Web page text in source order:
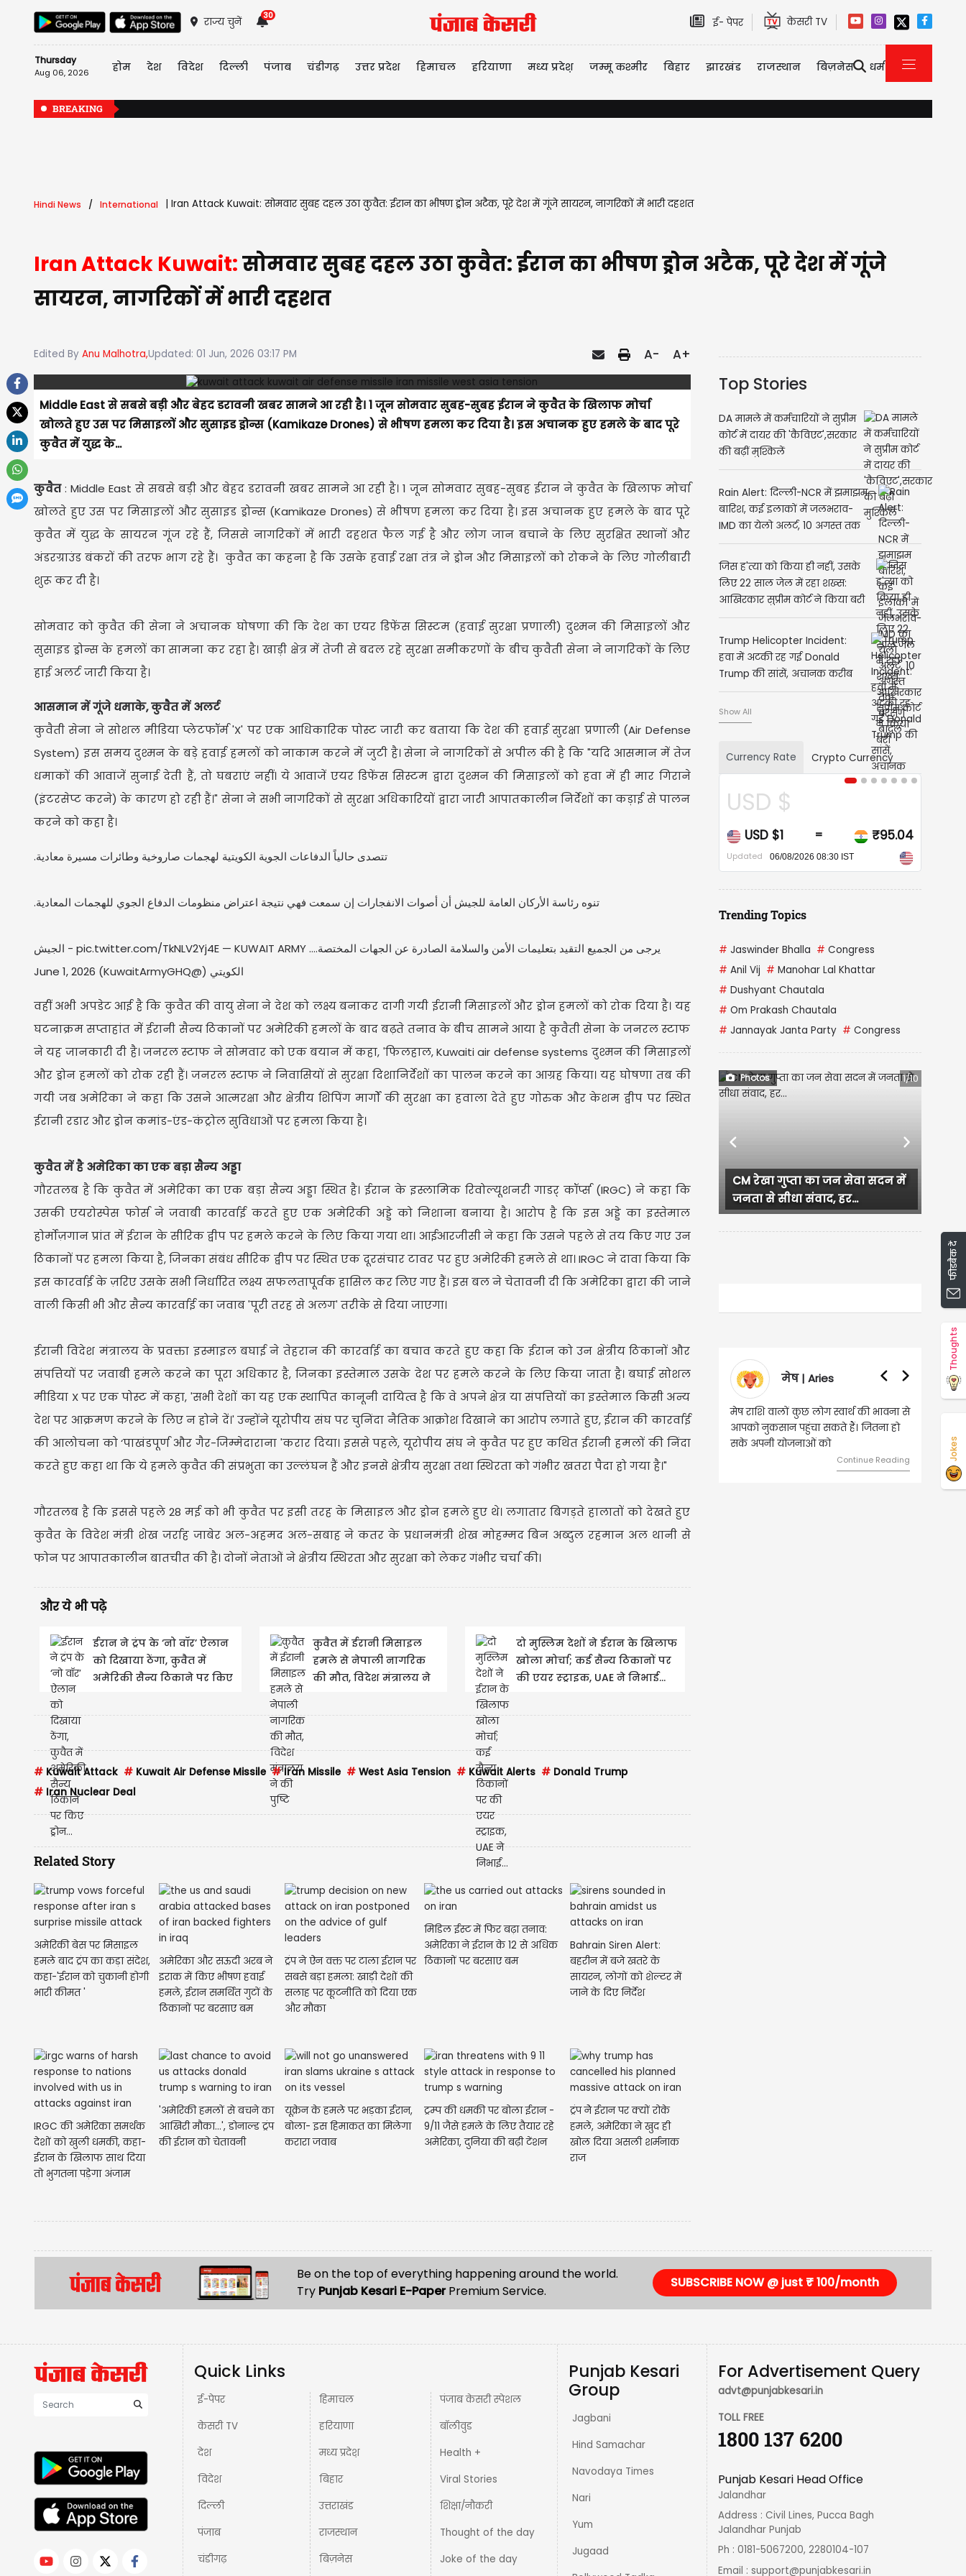
राज्य चुनें
30
ई- पेपर केसरी TV
Thursday
Aug 06, 2026 होम देश विदेश दिल्ली पंजाब चंडीगढ़ उत्तर प्रदेश हिमाचल हरियाणा मध्य प्रदेश़ जम्मू कश्मीर बिहार झारखंड राजस्थान बिज़नेस धर्म
BREAKING
Hindi News International Iran Attack Kuwait: सोमवार सुबह दहल उठा कुवैत: ईरान का भीषण ड्रोन अटैक, पूरे देश में गूंजे सायरन, नागरिकों में भारी दहशत
Iran Attack Kuwait:सोमवार सुबह दहल उठा कुवैत: ईरान का भीषण ड्रोन अटैक, पूरे देश में गूंजे
सायरन, नागरिकों में भारी दहशत
Edited By Anu Malhotra,Updated: 01 Jun, 2026 03:17 PM A- A+
Middle East से सबसे बड़ी और बेहद डरावनी खबर सामने आ रही है। 1 जून सोमवार सुबह-सुबह ईरान ने कुवैत के खिलाफ मोर्चा
खोलते हुए उस पर मिसाइलों और सुसाइड ड्रोन्स (Kamikaze Drones) से भीषण हमला कर दिया है। इस अचानक हुए हमले के बाद पूरे
कुवैत में युद्ध के...
कुवैत: Middle East से सबसे बड़ी और बेहद डरावनी खबर सामने आ रही है। 1 जून सोमवार सुबह-सुबह ईरान ने कुवैत के खिलाफ मोर्चा
खोलते हुए उस पर मिसाइलों और सुसाइड ड्रोन्स (Kamikaze Drones) से भीषण हमला कर दिया है। इस अचानक हुए हमले के बाद पूरे
कुवैत में युद्ध के सायरन गूंज रहे हैं, जिससे नागरिकों में भारी दहशत फैल गई है और लोग जान बचाने के लिए सुरक्षित स्थानों और
अंडरग्राउंड बंकरों की तरफ भाग रहे हैं। कुवैत का कहना है कि उसके हवाई रक्षा तंत्र ने ड्रोन और मिसाइलों को रोकने के लिए गोलीबारी
शुरू कर दी है।
सोमवार को कुवैत की सेना ने अचानक घोषणा की कि देश का एयर डिफेंस सिस्टम (हवाई सुरक्षा प्रणाली) दुश्मन की मिसाइलों और
सुसाइड ड्रोन्स के हमलों का सामना कर रहा है। खाड़ी क्षेत्र में तेजी से बदल रहे सुरक्षा समीकरणों के बीच कुवैती सेना ने नागरिकों के लिए
हाई अलर्ट जारी किया है।
आसमान में गूंजे धमाके, कुवैत में अलर्ट
कुवैती सेना ने सोशल मीडिया प्लेटफॉर्म 'X' पर एक आधिकारिक पोस्ट जारी कर बताया कि देश की हवाई सुरक्षा प्रणाली (Air Defense
System) इस समय दुश्मन के बड़े हवाई हमलों को नाकाम करने में जुटी है। सेना ने नागरिकों से अपील की है कि "यदि आसमान में तेज
धमाकों की आवाजें सुनाई देती हैं, तो घबराएं नहीं। ये आवाजें एयर डिफेंस सिस्टम द्वारा दुश्मन की मिसाइलों को हवा में ही मार गिराने
(इंटरसेप्ट करने) के कारण हो रही हैं।" सेना ने सभी नागरिकों से सुरक्षा अधिकारियों द्वारा जारी आपातकालीन निर्देशों का कड़ाई से पालन
करने को कहा है।
تتصدى حالياً الدفاعات الجوية الكويتية لهجمات صاروخية وطائرات مسيرة معادية.
تنوه رئاسة الأركان العامة للجيش أن أصوات الانفجارات إن سمعت فهي نتيجة اعتراض منظومات الدفاع الجوي للهجمات المعادية.
يرجى من الجميع التقيد بتعليمات الأمن والسلامة الصادرة عن الجهات المختصة.… pic.twitter.com/TkNLV2Yj4E — KUWAIT ARMY - الجيش
الكويتي (@KuwaitArmyGHQ)
June 1, 2026
वहीं अभी अपडेट आई है कि कुवैत की वायु सेना ने देश को लक्ष्य बनाकर दागी गयी ईरानी मिसाइलों और ड्रोन हमलों को रोक दिया है। यह
घटनाक्रम सप्ताहांत में ईरानी सैन्य ठिकानों पर अमेरिकी हमलों के बाद बढ़ते तनाव के बीच सामने आया है कुवैती सेना के जनरल स्टाफ
ने यह जानकारी दी है। जनरल स्टाफ ने सोमवार को एक बयान में कहा, 'फिलहाल, Kuwaiti air defense systems दुश्मन की मिसाइलों
और ड्रोन हमलों को रोक रही हैं। जनरल स्टाफ ने निवासियों से सुरक्षा दिशानिर्देशों का पालन करने का आग्रह किया। यह घोषणा तब की
गयी जब अमेरिका ने कहा कि उसने आत्मरक्षा और क्षेत्रीय शिपिंग मार्गों की सुरक्षा का हवाला देते हुए गोरुक और केशम द्वीप पर स्थित
ईरानी रडार और ड्रोन कमांड-एंड-कंट्रोल सुविधाओं पर हमला किया है।
कुवैत में है अमेरिका का एक बड़ा सैन्य अड्डा
गौरतलब है कि कुवैत में अमेरिका का एक बड़ा सैन्य अड्डा स्थित है। ईरान के इस्लामिक रिवोल्यूशनरी गाडर् कॉर्प्स (IRGC) ने कहा कि
उसकी एयरोस्पेस फोर्स ने जवाबी कारर्वाई करते हुए एक अमेरिकी अड्डे को निशाना बनाया है। आरोप है कि इस अड्डे का इस्तेमाल
होर्मोज़गान प्रांत में ईरान के सीरिक द्वीप पर हमले करने के लिए किया गया था। आईआरजीसी ने कहा कि उसने पहले से तय किए गए उन
ठिकानों पर हमला किया है, जिनका संबंध सीरिक द्वीप पर स्थित एक दूरसंचार टावर पर हुए अमेरिकी हमले से था। IRGC ने दावा किया कि
इस कारर्वाई के ज़रिए उसके सभी निर्धारित लक्ष्य सफलतापूर्वक हासिल कर लिए गए हैं। इस बल ने चेतावनी दी कि अमेरिका द्वारा की जाने
वाली किसी भी और सैन्य कारर्वाई का जवाब 'पूरी तरह से अलग' तरीके से दिया जाएगा।
ईरानी विदेश मंत्रालय के प्रवक्ता इस्माइल बघाई ने तेहरान की कारर्वाई का बचाव करते हुए कहा कि ईरान को उन क्षेत्रीय ठिकानों और
संपत्तियों पर जवाबी हमले करने का पूरा अधिकार है, जिनका इस्तेमाल उसके देश पर हमले करने के लिए किया जाता है। बघाई सोशल
मीडिया X पर एक पोस्ट में कहा, 'सभी देशों का यह एक स्थापित कानूनी दायित्व है कि वे अपने क्षेत्र या संपत्तियों का इस्तेमाल किसी अन्य
देश पर आक्रमण करने के लिए न होने दें।' उन्होंने यूरोपीय संघ पर चुनिंदा नैतिक आक्रोश दिखाने का आरोप लगाते हुए, ईरान की कारर्वाई
की आलोचना को ‘पाखंडपूर्ण और गैर-जिम्मेदाराना 'करार दिया। इससे पहले, यूरोपीय संघ ने कुवैत पर हुए कथित ईरानी हमलों की निंदा
करते हुए कहा था कि ये हमले कुवैत की संप्रभुता का उल्लंघन हैं और इनसे क्षेत्रीय सुरक्षा तथा स्थिरता को गंभीर खतरा पैदा हो गया है।"
गौरतलब है कि इससे पहले 28 मई को भी कुवैत पर इसी तरह के मिसाइल और ड्रोन हमले हुए थे। लगातार बिगड़ते हालातों को देखते हुए
कुवैत के विदेश मंत्री शेख जर्राह जाबेर अल-अहमद अल-सबाह ने कतर के प्रधानमंत्री शेख मोहम्मद बिन अब्दुल रहमान अल थानी से
फोन पर आपातकालीन बातचीत की है। दोनों नेताओं ने क्षेत्रीय स्थिरता और सुरक्षा को लेकर गंभीर चर्चा की।
और ये भी पढ़े
ईरान ने ट्रंप के ‘नो वॉर’ ऐलान
को दिखाया ठेंगा, कुवैत में
अमेरिकी सैन्य ठिकाने पर किए
कुवैत में ईरानी मिसाइल
हमले से नेपाली नागरिक
की मौत, विदेश मंत्रालय ने
दो मुस्लिम देशों ने ईरान के खिलाफ
खोला मोर्चा; कई सैन्य ठिकानों पर
की एयर स्ट्राइक, UAE ने निभाई...
# Kuwait Attack # Kuwait Air Defense Missile #Iran Missile # West Asia Tension # Kuwait Alerts # Donald Trump
# Iran Nuclear Deal
Related Story
अमेरिकी बेस पर मिसाइल
हमले बाद ट्रंप का कड़ा संदेश,
कहा-'ईरान को चुकानी होगी
भारी कीमत '
अमेरिका और सऊदी अरब ने
इराक में किए भीषण हवाई
हमले, ईरान समर्थित गुटों के
ठिकानों पर बरसाए बम
ट्रंप ने ऐन वक्त पर टाला ईरान पर
सबसे बड़ा हमला: खाड़ी देशों की
सलाह पर कूटनीति को दिया एक
और मौका
मिडिल ईस्ट में फिर बढ़ा तनाव:
अमेरिका ने ईरान के 12 से अधिक
ठिकानों पर बरसाए बम
Bahrain Siren Alert:
बहरीन में बजे खतरे के
सायरन, लोगों को शेल्टर में
जाने के दिए निर्देश
IRGC की अमेरिका समर्थक
देशों को खुली धमकी, कहा-
ईरान के खिलाफ साथ दिया
तो भुगतना पड़ेगा अंजाम
'अमेरिकी हमलों से बचने का
आखिरी मौका...', डोनाल्ड ट्रंप
की ईरान को चेतावनी
यूक्रेन के हमले पर भड़का ईरान,
बोला- इस हिमाकत का मिलेगा
करारा जवाब
ट्रम्प की धमकी पर बोला ईरान -
9/11 जैसे हमले के लिए तैयार रहे
अमेरिका, दुनिया की बढ़ी टेंशन
ट्रंप नेे ईरान पर क्यों रोके
हमले, अमेरिका ने खुद ही
खोल दिया असली शर्मनाक
राज
Top Stories
DA मामले में कर्मचारियों ने सुप्रीम
कोर्ट में दायर की 'कैविएट',सरकार
की बढ़ीं मुश्किलें
Rain Alert: दिल्ली-NCR में झमाझम
बारिश, कई इलाकों में जलभराव-
IMD का येलो अलर्ट, 10 अगस्त तक
बरसेंगे बादल
जिस ह'त्या को किया ही नहीं, उसके
लिए 22 साल जेल में रहा शख्स:
आखिरकार सुप्रीम कोर्ट ने किया बरी
Trump Helicopter Incident:
हवा में अटकी रह गई Donald
Trump की सांसें, अचानक करीब
आ गए दो विमान, देखें VIDEO
Show All
Currency Rate Crypto Currency
USD $
₹95.04
CAD $
CAD $1 =
Updated 06/08/2026 08:30 IST
Trending Topics
# Jaswinder Bhalla # Congress
# Anil Vij # Manohar Lal Khattar
# Dushyant Chautala
# Om Prakash Chautala
# Jannayak Janta Party # Congress
Photos 1/10
CM रेखा गुप्ता का जन सेवा सदन में
जनता से सीधा संवाद, हर...
Murudeshwar Shiva Temple:
चांदी के रंग में चमकता महादेव का...
Previous Next
मेष | Aries
मेष राशि वालों कुछ लोग स्वार्थ की भावना से
आपको नुकसान पहुंचा सकते हैं। जितना हो
सके अपनी योजनाओं को
वृषभ | Taurus
वृष राशि वालों आय के स्त्रोत बढ़ने से रुके
हुए कार्यों में गति आएगी। युवा वर्ग भविष्य
को लेकर ज्यादा फोकस रहेंगे।
Continue Reading
Be on the top of everything happening around the world.
Try Punjab Kesari E-PaperPremium Service.
SUBSCRIBE NOW @ just ₹ 100/month
Quick Links
ई-पेपर
केसरी TV
देश
विदेश
दिल्ली
पंजाब
चंडीगढ़
हिमाचल
हरियाणा
मध्य प्रदेश़
बिहार
उत्तराखंड
राजस्थान
बिज़नेस
पंजाब केसरी स्पेशल
बॉलीवुड
Health +
Viral Stories
शिक्षा/नौकरी
Thought of the day
Joke of the day
Punjab Kesari
Group
Jagbani
Hind Samachar
Navodaya Times
Nari
Yum
Jugaad
For Advertisement Query
advt@punjabkesari.in
TOLL FREE
1800 137 6200
Punjab Kesari Head Office
Jalandhar
Address : Civil Lines, Pucca Bagh
Jalandhar Punjab
Ph : 0181-5067200, 2280104-107
Email :support@punjabkesari.in
फीडबैक दें
Thoughts
Jokes